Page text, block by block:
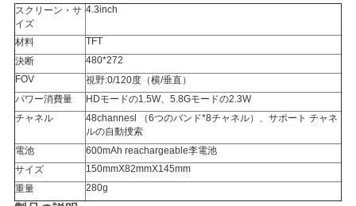
SHOPPING
ONLINE
サ
イ
ト
スクリーン・サ
イズ
4.3inch
材料
TFT
決断
480*272
FOV
視野:0/120度（横/垂直）
パワー消費量
HDモードの1.5W、5.8Gモードの2.3W
チャネル
48channesl （6つのバンド*8チャネル）、サポート チャネ
ルの自動捜索
電池
600mAh reachargeable李電池
サイズ
150mmX82mmX145mm
重量
280g